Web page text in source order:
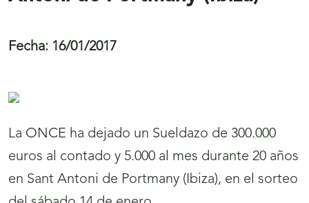
Fecha: 16/01/2017
La ONCE ha dejado un Sueldazo de 300.000
euros al contado y 5.000 al mes durante 20 años
en Sant Antoni de Portmany (Ibiza), en el sorteo